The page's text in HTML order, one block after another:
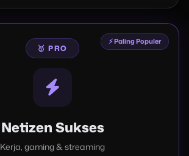
🥇 PRO
⚡ Paling Populer
Netizen Sukses
Kerja, gaming & streaming